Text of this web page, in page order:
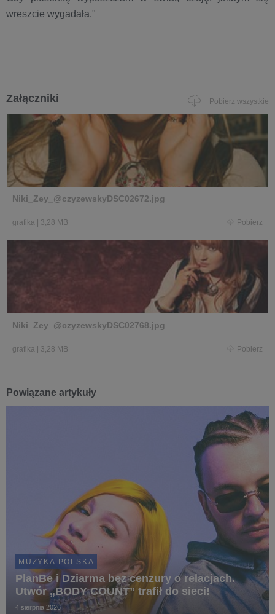
wreszcie wygadała."
Załączniki Pobierz wszystkie
Niki_Zey_@czyzewskyDSC02672.jpg
grafika 3,28 MB Pobierz
Niki_Zey_@czyzewskyDSC02768.jpg
grafika 3,28 MB Pobierz
Powiązane artykuły
MUZYKA POLSKA
PlanBe i Dziarma bez cenzury o relacjach.
Utwór „BODY COUNT” trafił do sieci!
4 sierpnia 2026